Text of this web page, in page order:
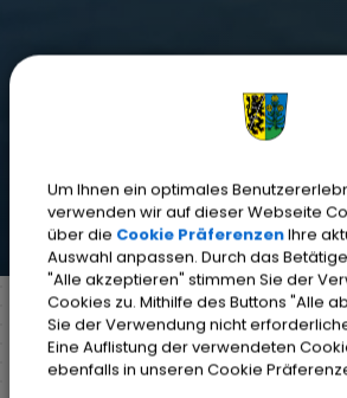
Markt Weisendorf
Unsere
Firmenverzeichnis
Detail
Um Ihnen ein optimales
verwenden wir auf dieser Webseite
über die Cookie PräferenzenIhre
Auswahl anpassen. Durch das
"Alle akzeptieren" stimmen Sie der
Cookies zu. Mithilfe des Buttons "Alle
Sie der Verwendung nicht
Eine Auflistung der verwendeten
ebenfalls in unseren Cookie